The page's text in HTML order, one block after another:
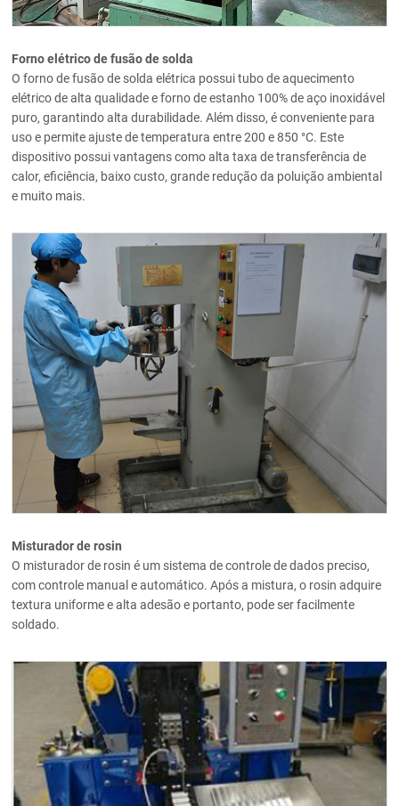
Forno elétrico de fusão de solda
O forno de fusão de solda elétrica possui tubo de aquecimento
elétrico de alta qualidade e forno de estanho 100% de aço inoxidável
puro, garantindo alta durabilidade. Além disso, é conveniente para
uso e permite ajuste de temperatura entre 200 e 850 °C. Este
dispositivo possui vantagens como alta taxa de transferência de
calor, eficiência, baixo custo, grande redução da poluição ambiental
e muito mais.
Misturador de rosin
O misturador de rosin é um sistema de controle de dados preciso,
com controle manual e automático. Após a mistura, o rosin adquire
textura uniforme e alta adesão e portanto, pode ser facilmente
soldado.